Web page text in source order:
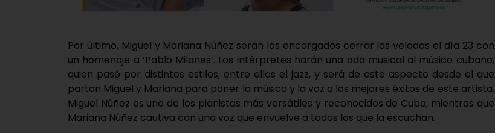
Por último, Miguel y Mariana Núñez serán los encargados cerrar las veladas el día 23 con
un homenaje a ‘Pablo Milanes’. Los intérpretes harán una oda musical al músico cubano,
quien pasó por distintos estilos, entre ellos el jazz, y será de este aspecto desde el que
partan Miguel y Mariana para poner la música y la voz a los mejores éxitos de este artista.
Miguel Núñez es uno de los pianistas más versátiles y reconocidos de Cuba, mientras que
Mariana Núñez cautiva con una voz que envuelve a todos los que la escuchan.